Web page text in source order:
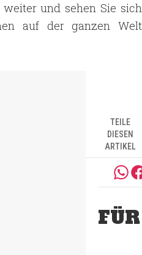
und sehen Sie sich
auf der ganzen Welt
TEILE
DIESEN
ARTIKEL
FÜR